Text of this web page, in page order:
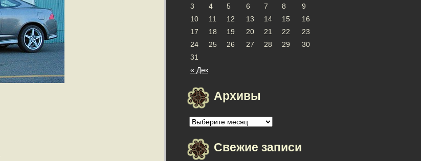
« Дек
3
4 5 6 7 8
9
10
11 12 13 14 15
16
17
18 19 20 21 22
23
24
25 26 27 28 29
30
31
Архивы
Архивы
Свежие записи